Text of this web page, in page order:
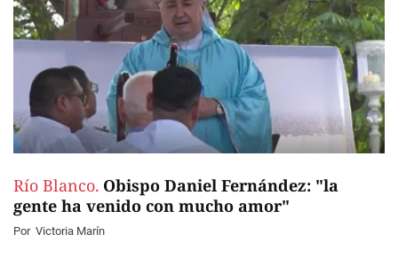
Río Blanco. Obispo Daniel Fernández: "la
gente ha venido con mucho amor"
Por Victoria Marín